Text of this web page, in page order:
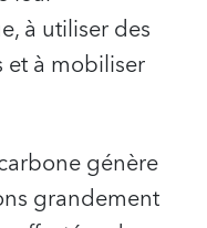
à utiliser des
à mobiliser
génère
grandement